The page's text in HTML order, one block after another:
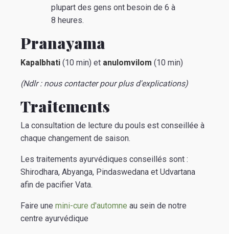
plupart des gens ont besoin de 6 à
8 heures.
Pranayama
Kapalbhati (10 min) et anulomvilom (10 min)
(Ndlr : nous contacter pour plus d'explications)
Traitements
La consultation de lecture du pouls est conseillée à
chaque changement de saison.
Les traitements ayurvédiques conseillés sont :
Shirodhara, Abyanga, Pindaswedana et Udvartana
afin de pacifier Vata.
Faire une mini-cure d'automne au sein de notre
centre ayurvédique